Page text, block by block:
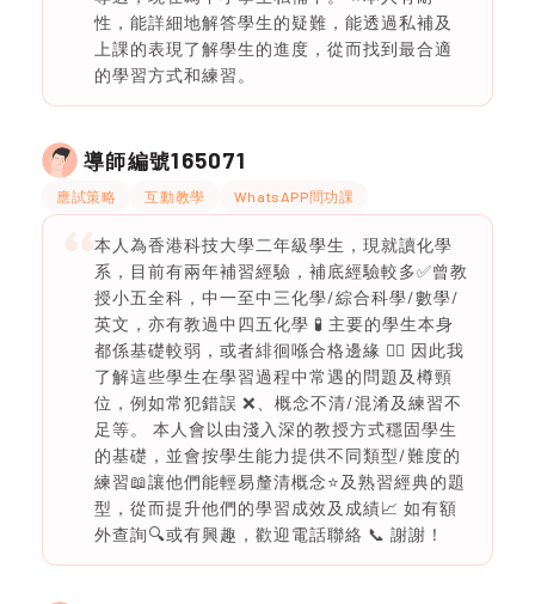
性，能詳細地解答學生的疑難，能透過私補及
上課的表現了解學生的進度，從而找到最合適
的學習方式和練習。
導師編號165071
應試策略 互動教學 WhatsAPP問功課
本人為香港科技大學二年級學生，現就讀化學
系，目前有兩年補習經驗，補底經驗較多✅曾教
授小五全科，中一至中三化學/綜合科學/數學/
英文，亦有教過中四五化學 🧪 主要的學生本身
都係基礎較弱，或者緋徊喺合格邊緣 ✍🏻 因此我
了解這些學生在學習過程中常遇的問題及樽頸
位，例如常犯錯誤 ❌、概念不清/混淆及練習不
足等。 本人會以由淺入深的教授方式穩固學生
的基礎，並會按學生能力提供不同類型/難度的
練習📖讓他們能輕易釐清概念⭐️及熟習經典的題
型，從而提升他們的學習成效及成績📈 如有額
外查詢🔍或有興趣，歡迎電話聯絡 📞 謝謝！